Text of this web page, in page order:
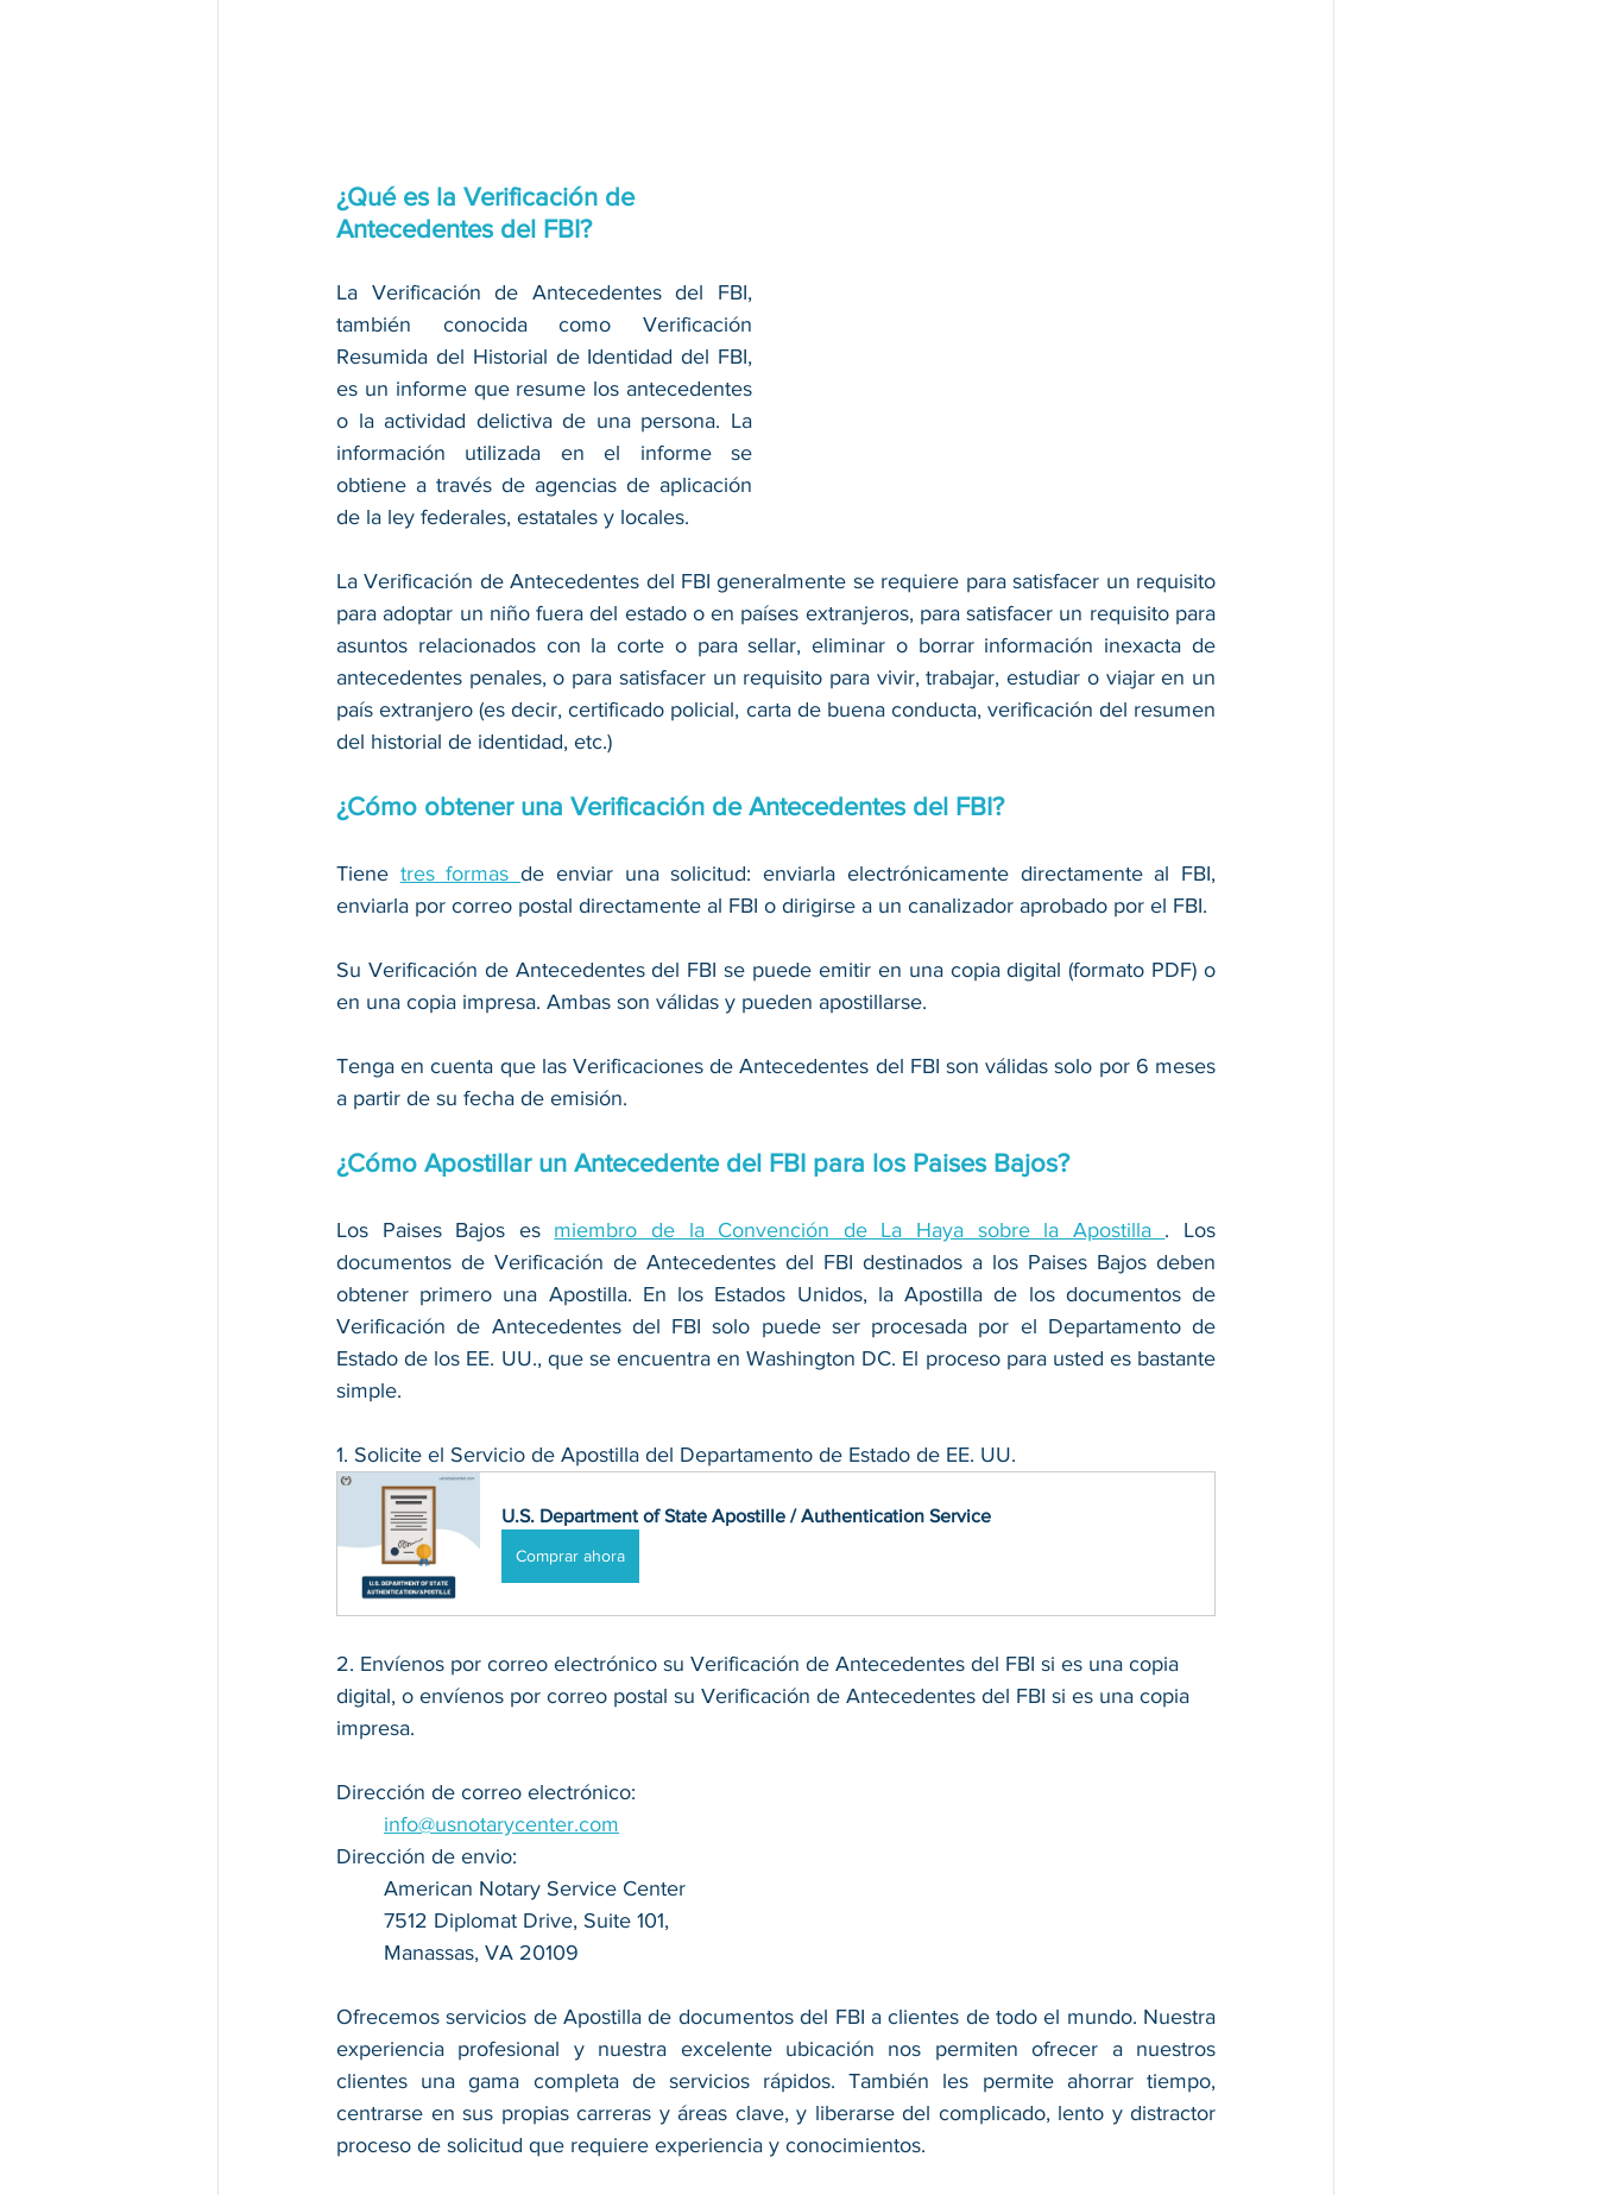
¿Qué es la Verificación de
Antecedentes del FBI?
La Verificación de Antecedentes del FBI,
también conocida como Verificación
Resumida del Historial de Identidad del FBI,
es un informe que resume los antecedentes
o la actividad delictiva de una persona. La
información utilizada en el informe se
obtiene a través de agencias de aplicación
de la ley federales, estatales y locales.
La Verificación de Antecedentes del FBI generalmente se requiere para satisfacer un requisito
para adoptar un niño fuera del estado o en países extranjeros, para satisfacer un requisito para
asuntos relacionados con la corte o para sellar, eliminar o borrar información inexacta de
antecedentes penales, o para satisfacer un requisito para vivir, trabajar, estudiar o viajar en un
país extranjero (es decir, certificado policial, carta de buena conducta, verificación del resumen
del historial de identidad, etc.)
¿Cómo obtener una Verificación de Antecedentes del FBI?
Tiene tres formas de enviar una solicitud: enviarla electrónicamente directamente al FBI,
enviarla por correo postal directamente al FBI o dirigirse a un canalizador aprobado por el FBI.
Su Verificación de Antecedentes del FBI se puede emitir en una copia digital (formato PDF) o
en una copia impresa. Ambas son válidas y pueden apostillarse.
Tenga en cuenta que las Verificaciones de Antecedentes del FBI son válidas solo por 6 meses
a partir de su fecha de emisión.
¿Cómo Apostillar un Antecedente del FBI para los Paises Bajos?
Los Paises Bajos es miembro de la Convención de La Haya sobre la Apostilla . Los
documentos de Verificación de Antecedentes del FBI destinados a los Paises Bajos deben
obtener primero una Apostilla. En los Estados Unidos, la Apostilla de los documentos de
Verificación de Antecedentes del FBI solo puede ser procesada por el Departamento de
Estado de los EE. UU., que se encuentra en Washington DC. El proceso para usted es bastante
simple.
1. Solicite el Servicio de Apostilla del Departamento de Estado de EE. UU.
U.S. Department of State Apostille / Authentication Service
Comprar ahora
2. Envíenos por correo electrónico su Verificación de Antecedentes del FBI si es una copia
digital, o envíenos por correo postal su Verificación de Antecedentes del FBI si es una copia
impresa.
Dirección de correo electrónico:
info@usnotarycenter.com
Dirección de envio:
American Notary Service Center
7512 Diplomat Drive, Suite 101,
Manassas, VA 20109
Ofrecemos servicios de Apostilla de documentos del FBI a clientes de todo el mundo. Nuestra
experiencia profesional y nuestra excelente ubicación nos permiten ofrecer a nuestros
clientes una gama completa de servicios rápidos. También les permite ahorrar tiempo,
centrarse en sus propias carreras y áreas clave, y liberarse del complicado, lento y distractor
proceso de solicitud que requiere experiencia y conocimientos.